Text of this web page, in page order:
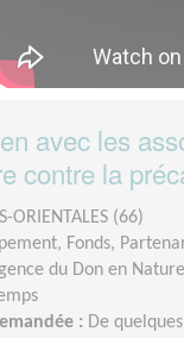
avec les
contre la
ORIENTALES (66)
Fonds,
du Don en Nature
: De